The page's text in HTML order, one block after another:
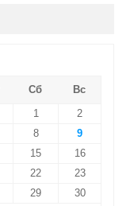
Сб
Вс
1
2
8
9
15
16
22
23
29
30